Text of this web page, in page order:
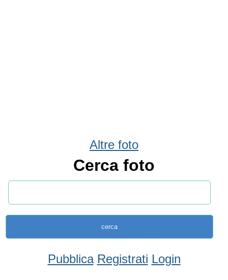
Altre foto
Cerca foto
Pubblica Registrati Login